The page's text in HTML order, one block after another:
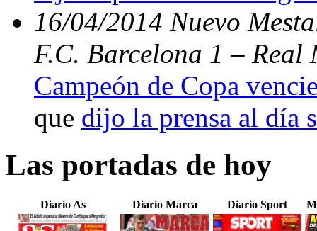
16/04/2014 Nuevo
F.C. Barcelona 1 –
Campeón de Copa
que dijo la prensa al día
Las portadas de hoy
Diario As Diario Marca Diario Sport